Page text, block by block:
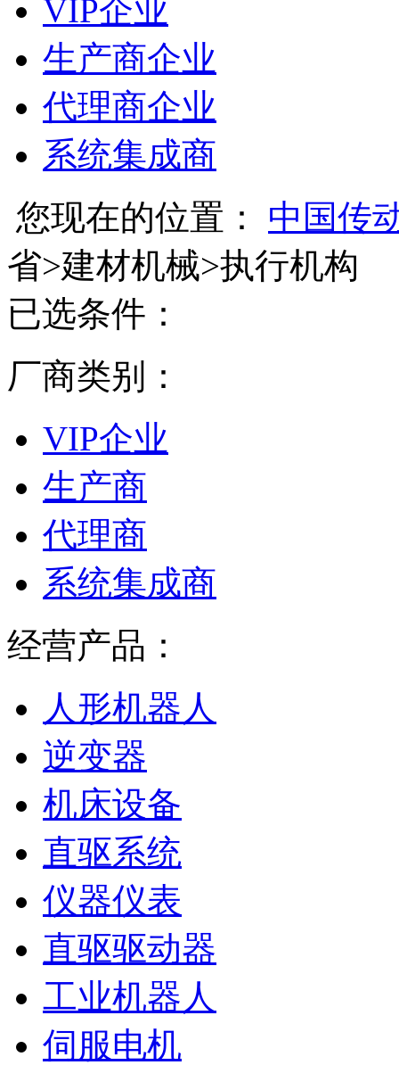
VIP企业
生产商企业
代理商企业
系统集成商
您现在的位置：
中国传
省>建材机械>执行机构
已选条件：
厂商类别：
VIP企业
生产商
代理商
系统集成商
经营产品：
人形机器人
逆变器
机床设备
直驱系统
仪器仪表
直驱驱动器
工业机器人
伺服电机